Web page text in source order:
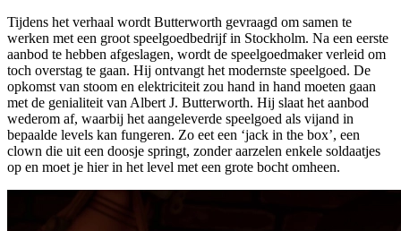
Tijdens het verhaal wordt Butterworth gevraagd om samen te
werken met een groot speelgoedbedrijf in Stockholm. Na een eerste
aanbod te hebben afgeslagen, wordt de speelgoedmaker verleid om
toch overstag te gaan. Hij ontvangt het modernste speelgoed. De
opkomst van stoom en elektriciteit zou hand in hand moeten gaan
met de genialiteit van Albert J. Butterworth. Hij slaat het aanbod
wederom af, waarbij het aangeleverde speelgoed als vijand in
bepaalde levels kan fungeren. Zo eet een ‘jack in the box’, een
clown die uit een doosje springt, zonder aarzelen enkele soldaatjes
op en moet je hier in het level met een grote bocht omheen.